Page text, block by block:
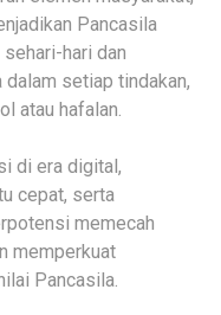
Pancasila
hari dan
setiap tindakan,
atau hafalan.
di era digital,
cepat, serta
memecah
memperkuat
Pancasila.